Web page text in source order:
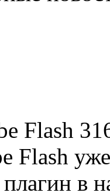
Flash
Flash
в